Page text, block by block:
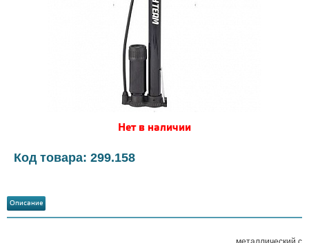
Нет в наличии
Код товара: 299.158
Описание